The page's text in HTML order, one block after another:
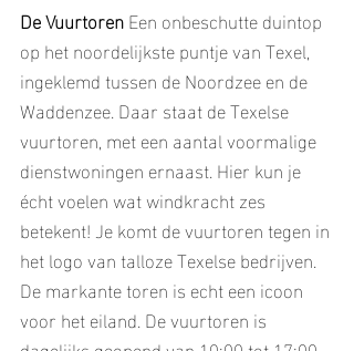
De Vuurtoren Een onbeschutte duintop
op het noordelijkste puntje van Texel,
ingeklemd tussen de Noordzee en de
Waddenzee. Daar staat de Texelse
vuurtoren, met een aantal voormalige
dienstwoningen ernaast. Hier kun je
écht voelen wat windkracht zes
betekent! Je komt de vuurtoren tegen in
het logo van talloze Texelse bedrijven.
De markante toren is echt een icoon
voor het eiland. De vuurtoren is